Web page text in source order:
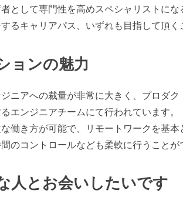
として専門性を高めスペシャリストに
るキャリアパス、いずれも目指して頂く
ョンの魅力
ニアへの裁量が非常に大きく、プロダ
エンジニアチームにて行われています。
働き方が可能で、リモートワークを基
のコントロールなども柔軟に行うことが
人とお会いしたいです